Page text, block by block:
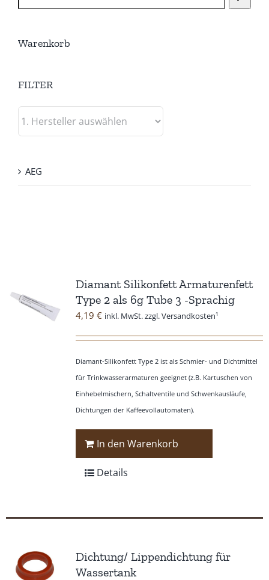
Diamant Silikonfett Armaturenfett
Type 2 als 6g Tube 3 -Sprachig
4,19 € inkl. MwSt. zzgl. Versandkosten¹
Diamant-Silikonfett Type 2 ist als Schmier- und Dichtmittel
für Trinkwasserarmaturen geeignet (z.B. Kartuschen von
Einhebelmischern, Schaltventile und Schwenkausläufe,
Dichtungen der Kaffeevollautomaten).
In den Warenkorb
Details
Dichtung/ Lippendichtung für
Wassertank
Warenkorb
FILTER
AEG